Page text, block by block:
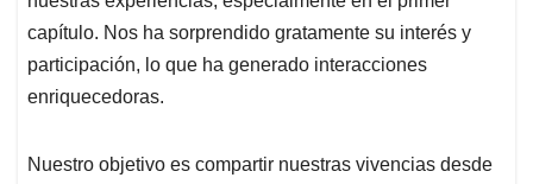
capítulo. Nos ha sorprendido gratamente su interés y
participación, lo que ha generado interacciones
enriquecedoras.
Nuestro objetivo es compartir nuestras vivencias desde